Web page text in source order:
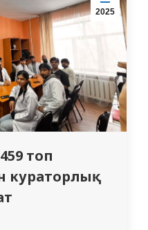
2025
топ
кураторлық